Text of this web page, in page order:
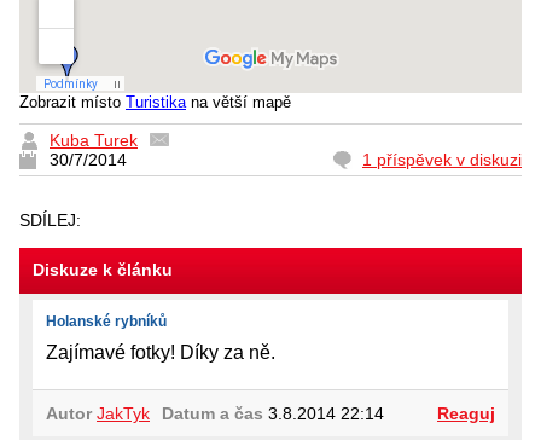
Zobrazit místo Turistika na větší mapě
Kuba Turek
30/7/2014
1 příspěvek v diskuzi
SDÍLEJ:
Diskuze k článku
Holanské rybníků
Zajímavé fotky! Díky za ně.
Autor JakTyk Datum a čas 3.8.2014 22:14 Reaguj